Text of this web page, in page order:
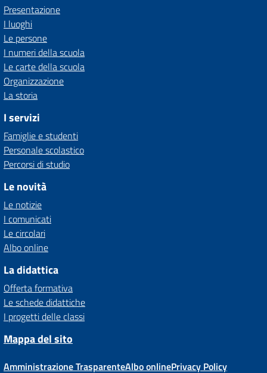
Presentazione
I luoghi
Le persone
I numeri della scuola
Le carte della scuola
Organizzazione
La storia
I servizi
Famiglie e studenti
Personale scolastico
Percorsi di studio
Le novità
Le notizie
I comunicati
Le circolari
Albo online
La didattica
Offerta formativa
Le schede didattiche
I progetti delle classi
Mappa del sito
Amministrazione TrasparenteAlbo onlinePrivacy Policy